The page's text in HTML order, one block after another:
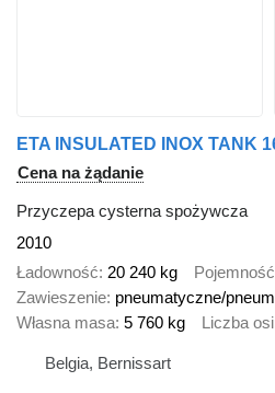
ETA INSULATED INOX TANK
Cena na żądanie
Przyczepa cysterna spożywcza
2010
Ładowność 20 240 kg Pojemność
Zawieszenie pneumatyczne/
Własna masa 5 760 kg Liczba osi
Belgia, Bernissart